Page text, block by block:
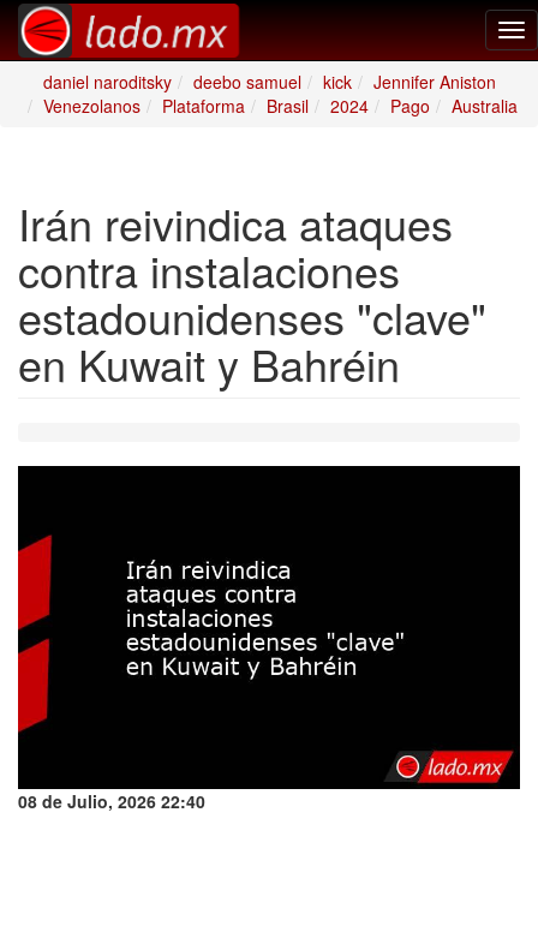
daniel naroditsky
deebo samuel kick
Jennifer Aniston
Venezolanos
Plataforma Brasil 2024 Pago Australia
Irán reivindica ataques
contra instalaciones
estadounidenses "clave"
en Kuwait y Bahréin
08 de Julio, 2026 22:40